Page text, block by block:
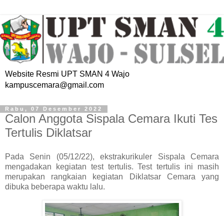
Website Resmi UPT SMAN 4 Wajo
kampuscemara@gmail.com
Rabu, 07 Desember 2022
Calon Anggota Sispala Cemara Ikuti Tes
Tertulis Diklatsar
Pada Senin (05/12/22), ekstrakurikuler Sispala Cemara
mengadakan kegiatan test tertulis. Test tertulis ini masih
merupakan rangkaian kegiatan Diklatsar Cemara yang
dibuka beberapa waktu lalu.